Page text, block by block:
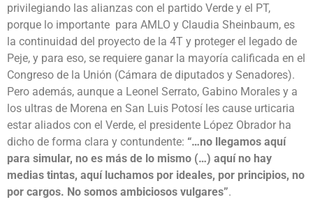
privilegiando las alianzas con el partido Verde y el PT,
porque lo importante para AMLO y Claudia Sheinbaum, es
la continuidad del proyecto de la 4T y proteger el legado de
Peje, y para eso, se requiere ganar la mayoría calificada en el
Congreso de la Unión (Cámara de diputados y Senadores).
Pero además, aunque a Leonel Serrato, Gabino Morales y a
los ultras de Morena en San Luis Potosí les cause urticaria
estar aliados con el Verde, el presidente López Obrador ha
dicho de forma clara y contundente: “…no llegamos aquí
para simular, no es más de lo mismo (…) aquí no hay
medias tintas, aquí luchamos por ideales, por principios, no
por cargos. No somos ambiciosos vulgares”.